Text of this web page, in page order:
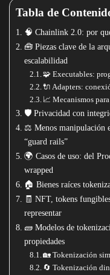
Tabla de
🧠 Chainlink 2.0: por
🧰 Piezas clave de la
escalabilidad
🧩 Executables:
🔌 Adapters:
📈 Mecanismos
🛡️ Privacidad con
⚖️ Menos manipulación
“guard rails”
🌍 Casos de uso: del
wrapped
🏠 Bienes raíces
🧾 NFT, tokens
representar
🧱 Modelos de
propiedades
🏡 Tokenización
🔄 Tokenización